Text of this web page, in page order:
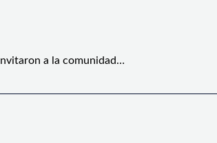
a la comunidad…